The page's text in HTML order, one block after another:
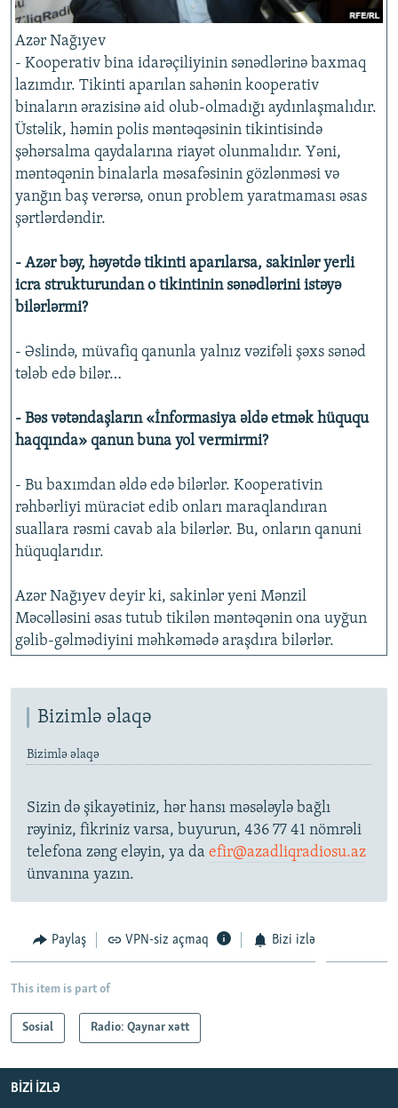
Azər Nağıyev
- Kooperativ bina idarəçiliyinin sənədlərinə baxmaq
lazımdır. Tikinti aparılan sahənin kooperativ
binaların ərazisinə aid olub-olmadığı aydınlaşmalıdır.
Üstəlik, həmin polis məntəqəsinin tikintisində
şəhərsalma qaydalarına riayət olunmalıdır. Yəni,
məntəqənin binalarla məsafəsinin gözlənməsi və
yanğın baş verərsə, onun problem yaratmaması əsas
şərtlərdəndir.
- Azər bəy, həyətdə tikinti aparılarsa, sakinlər yerli
icra strukturundan o tikintinin sənədlərini istəyə
bilərlərmi?
- Əslində, müvafiq qanunla yalnız vəzifəli şəxs sənəd
tələb edə bilər…
- Bəs vətəndaşların «İnformasiya əldə etmək hüququ
haqqında» qanun buna yol vermirmi?
- Bu baxımdan əldə edə bilərlər. Kooperativin
rəhbərliyi müraciət edib onları maraqlandıran
suallara rəsmi cavab ala bilərlər. Bu, onların qanuni
hüquqlarıdır.
Azər Nağıyev deyir ki, sakinlər yeni Mənzil
Məcəlləsini əsas tutub tikilən məntəqənin ona uyğun
gəlib-gəlmədiyini məhkəmədə araşdıra bilərlər.
Bizimlə əlaqə
Bizimlə əlaqə
Sizin də şikayətiniz, hər hansı məsələylə bağlı
rəyiniz, fikriniz varsa, buyurun, 436 77 41 nömrəli
telefona zəng eləyin, ya da efir@azadliqradiosu.az
ünvanına yazın.
Paylaş VPN-siz açmaq Bizi izlə
This item is part of
Sosial Radio: Qaynar xətt
BIZI IZLƏ